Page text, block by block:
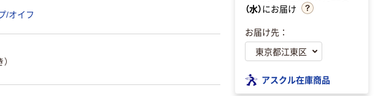
/オイフ
（水）にお届け
お届け先：
アスクル在庫商品